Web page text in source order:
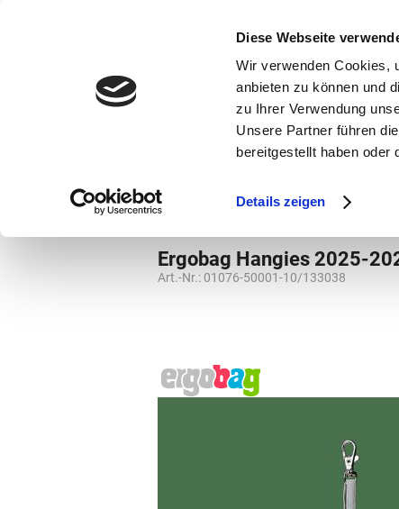
Diese Webseite
Wir verwenden Cookies,
anbieten zu können und
zu Ihrer Verwendung
Unsere Partner führen
bereitgestellt haben oder
Details zeigen
bestellen und ausdrucken
Ergobag Hangies 2025-
Art.-Nr.:01076-50001-10/133038